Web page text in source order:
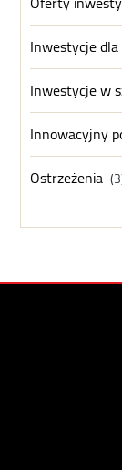
Inwestycje
Inwestycje w
Innowacyjny
Ostrzeżenia